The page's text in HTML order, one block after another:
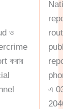
ও
করার
এ